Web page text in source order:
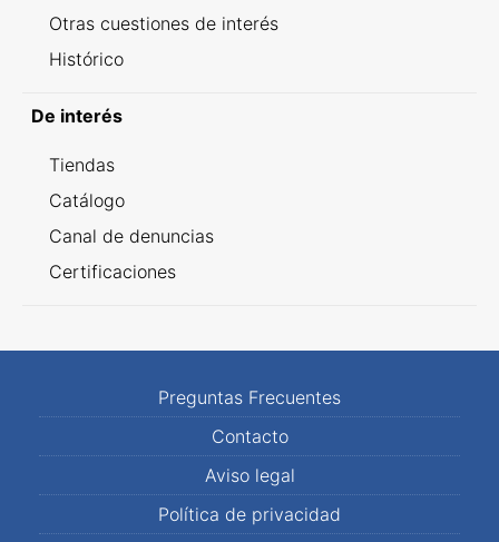
Otras cuestiones de interés
Histórico
De interés
Tiendas
Catálogo
Canal de denuncias
Certificaciones
Preguntas Frecuentes
Contacto
Aviso legal
Política de privacidad